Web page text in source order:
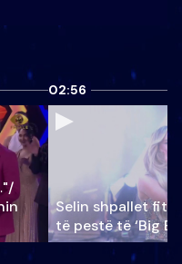
02:56
Selin shpallet
të pestë të ‘Big